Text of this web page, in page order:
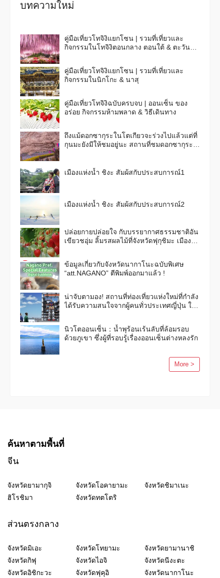
บทความใหม่
คู่มือเที่ยวโทจิงิแยกโซน | รวมที่เที่ยวและ
กิจกรรมในโทจิงิตอนกลาง ตอนใต้ & ตะวัน
คู่มือเที่ยวโทจิงิแยกโซน | รวมที่เที่ยวและ
กิจกรรมในนิกโกะ & นาสุ
คู่มือเที่ยวโทจิงิฉบับครบจบ | ออนเซ็น ของ
อร่อย กิจกรรมห้ามพลาด & วิธีเดินทาง
ถึงแม้ดอกซากุระในโตเกียวจะร่วงไปแล้วแต่ที่
กุนมะยังมีให้ชมอยู่นะ สถานที่ชมดอกซากุระ
เมืองแห่งน้ำ ชิงะ สัมผ้สกับประสบการณ์1
เมืองแห่งน้ำ ชิงะ สัมผ้สกับประสบการณ์2
ปล่อยกายปล่อยใจ กับบรรยากาศธรรมชาติอัน
เขียวชอุ่ม ลิ้มรสผลไม้ที่จังหวัดฟุกุชิมะ เมือง
ข้อมูลเกี่ยวกับจังหวัดนากาโนะฉบับพิเศษ
“att.NAGANO” ตีพิมพ์ออกมาแล้ว !
น่าจับตามอง! สถานที่ท่องเที่ยวแห่งใหม่ที่กำลัง
ได้รับความสนใจจากผู้คนทั่วประเทศญี่ปุ่น ใน
นิวโตออนเซ็น：น้ำพุร้อนเร้นลับที่ล้อมรอบ
ด้วยภูเขา ซึ่งผู้ที่รอบรู้เรื่องออนเซ็นต่างหลงรัก
More >
ค้นหาตามพื้นที่
จีน
จังหวัดยามากุจิ จังหวัดโอคายามะ
จังหวัดชิมาเนะ
ฮิโรชิมา
จังหวัดทตโตริ
ส่วนตรงกลาง
จังหวัดมิเอะ จังหวัดโทยามะ
จังหวัดยามานาชิ
จังหวัดกิฟุ
จังหวัดไอจิ
จังหวัดนีงะตะ
จังหวัดอิชิกะวะ
จังหวัดฟุคุอิ
จังหวัดนากาโนะ